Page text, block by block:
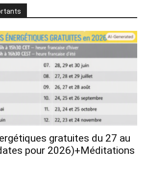
gratuites du 27 au
pour 2026)+Méditations